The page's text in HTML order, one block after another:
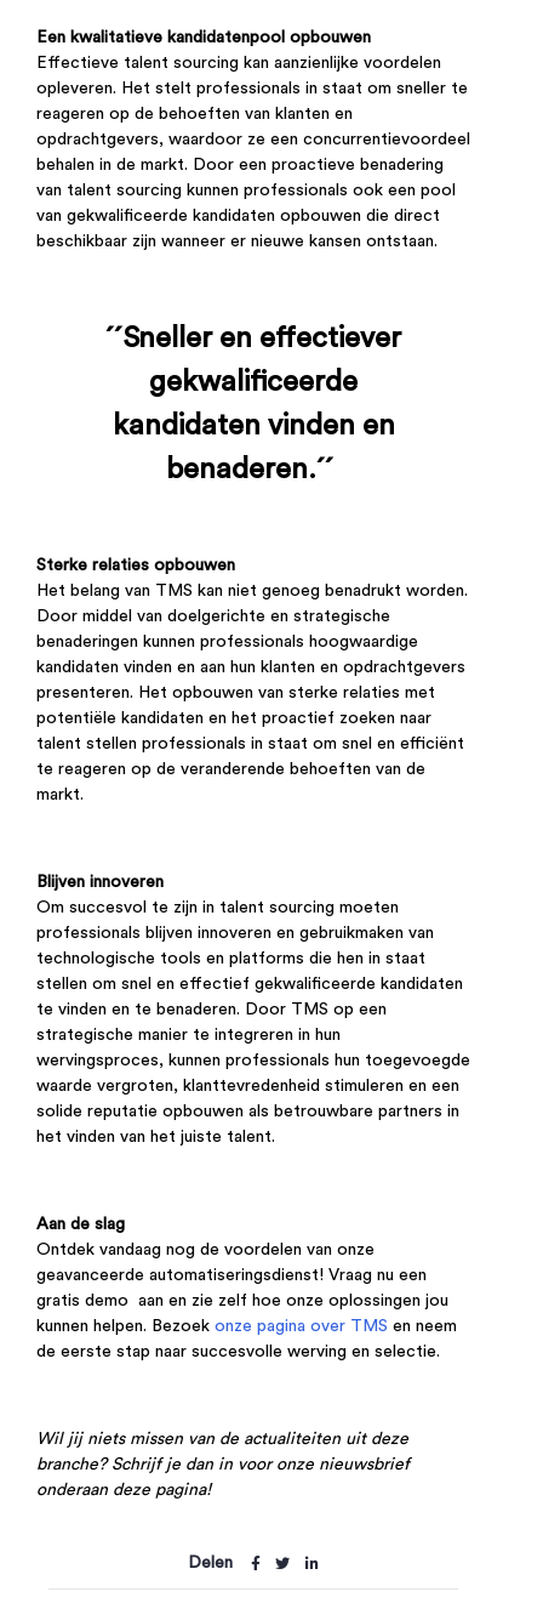
Een kwalitatieve kandidatenpool opbouwen
Effectieve talent sourcing kan aanzienlijke voordelen
opleveren. Het stelt professionals in staat om sneller te
reageren op de behoeften van klanten en
opdrachtgevers, waardoor ze een concurrentievoordeel
behalen in de markt. Door een proactieve benadering
van talent sourcing kunnen professionals ook een pool
van gekwalificeerde kandidaten opbouwen die direct
beschikbaar zijn wanneer er nieuwe kansen ontstaan.
´´Sneller en effectiever
gekwalificeerde
kandidaten vinden en
benaderen.´´
Sterke relaties opbouwen
Het belang van TMS kan niet genoeg benadrukt worden.
Door middel van doelgerichte en strategische
benaderingen kunnen professionals hoogwaardige
kandidaten vinden en aan hun klanten en opdrachtgevers
presenteren. Het opbouwen van sterke relaties met
potentiële kandidaten en het proactief zoeken naar
talent stellen professionals in staat om snel en efficiënt
te reageren op de veranderende behoeften van de
markt.
Blijven innoveren
Om succesvol te zijn in talent sourcing moeten
professionals blijven innoveren en gebruikmaken van
technologische tools en platforms die hen in staat
stellen om snel en effectief gekwalificeerde kandidaten
te vinden en te benaderen. Door TMS op een
strategische manier te integreren in hun
wervingsproces, kunnen professionals hun toegevoegde
waarde vergroten, klanttevredenheid stimuleren en een
solide reputatie opbouwen als betrouwbare partners in
het vinden van het juiste talent.
Aan de slag
Ontdek vandaag nog de voordelen van onze
geavanceerde automatiseringsdienst! Vraag nu een
gratis demo aan en zie zelf hoe onze oplossingen jou
kunnen helpen. Bezoek onze pagina over TMS en neem
de eerste stap naar succesvolle werving en selectie.
Wil jij niets missen van de actualiteiten uit deze
branche? Schrijf je dan in voor onze nieuwsbrief
onderaan deze pagina!
Delen